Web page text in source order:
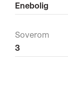
Enebolig
Soverom
3